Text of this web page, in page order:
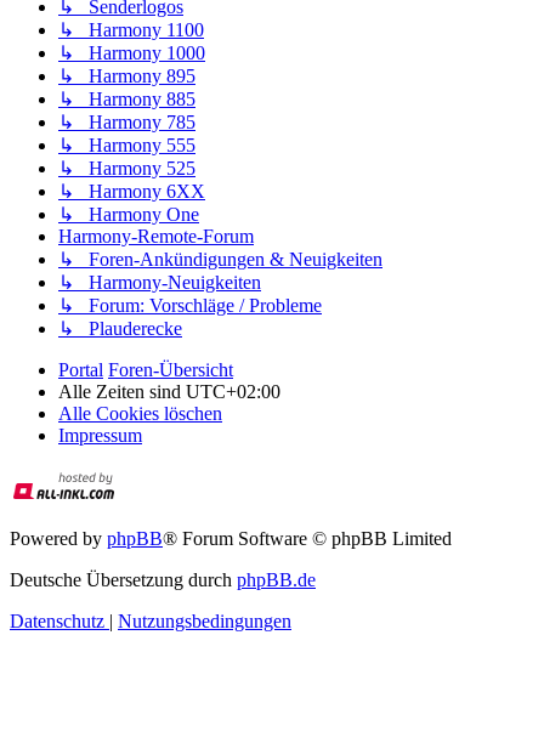
↳ Senderlogos
↳ Harmony 1100
↳ Harmony 1000
↳ Harmony 895
↳ Harmony 885
↳ Harmony 785
↳ Harmony 555
↳ Harmony 525
↳ Harmony 6XX
↳ Harmony One
Harmony-Remote-Forum
↳ Foren-Ankündigungen & Neuigkeiten
↳ Harmony-Neuigkeiten
↳ Forum: Vorschläge / Probleme
↳ Plauderecke
Portal Foren-Übersicht
Alle Zeiten sind UTC+02:00
Alle Cookies löschen
Impressum
Powered by phpBB® Forum Software © phpBB Limited
Deutsche Übersetzung durch phpBB.de
Datenschutz | Nutzungsbedingungen